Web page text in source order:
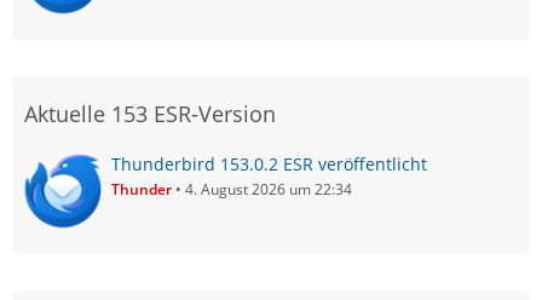
Aktuelle 153 ESR-Version
Thunderbird 153.0.2 ESR veröffentlicht
Thunder 4. August 2026 um 22:34